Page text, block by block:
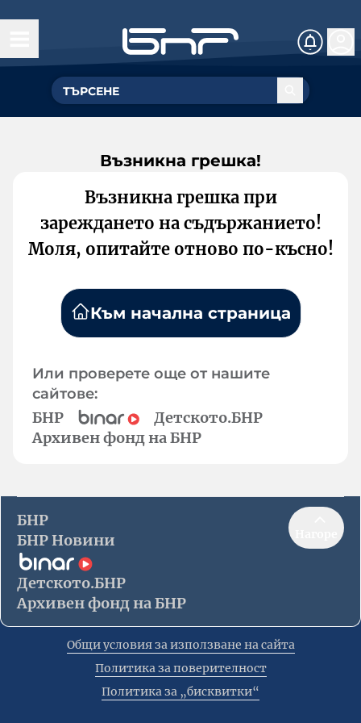
Възникна грешка!
Възникна грешка при
зареждането на съдържанието!
Моля, опитайте отново по-късно!
Към начална страница
Или проверете още от нашите
сайтове:
БНР
Детското.БНР
Архивен фонд на БНР
БНР
БНР Новини
Детското.БНР
Архивен фонд на БНР
Общи условия за използване на сайта
Политика за поверителност
Политика за „бисквитки“